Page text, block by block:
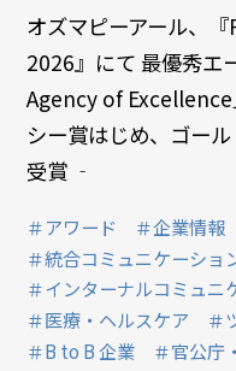
オズマピーアール、
2026』にて 最優秀エ
Agency of
シー賞はじめ、ゴー
受賞 ‐
＃アワード ＃企業情報
＃統合コミュニケーショ
＃インターナルコミュニ
＃医療・ヘルスケア
＃
＃B to B 企業
＃官公庁